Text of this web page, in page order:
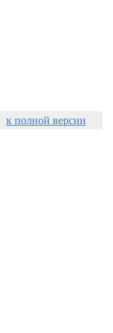
к полной версии